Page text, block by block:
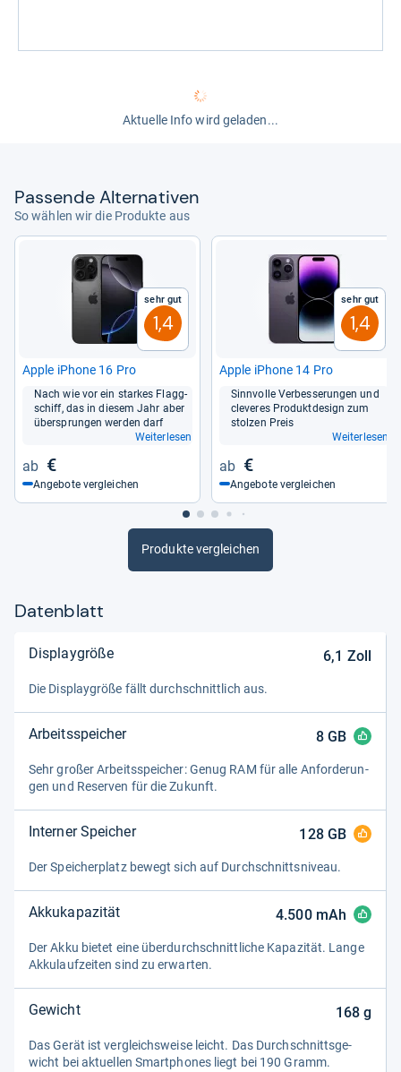
Aktuelle Info wird geladen...
Pas­sende Alter­na­ti­ven
So wählen wir die Produkte aus
Sehr gut
1,4
Apple iPhone 16 Pro
Nach wie vor ein star­kes Flagg­
schiff, das in die­sem Jahr aber
über­sprun­gen wer­den darf
Weiterlesen
€
Angebote vergleichen
Sehr gut
1,4
Apple iPhone 14 Pro
Sinn­volle Ver­bes­se­run­gen und
cle­veres Pro­dukt­de­sign zum
stol­zen Preis
Weiterlesen
€
Angebote vergleichen
Produkte vergleichen
Datenblatt
Displaygröße 6,1 Zoll
Die Dis­play­größe fällt durch­schnitt­lich aus.
Arbeitsspeicher 8GB
Sehr großer Arbeitsspei­cher: Genug RAM für alle Anfor­de­run­
gen und Reser­ven für die Zukunft.
Interner Speicher 128GB
Der Spei­cher­platz bewegt sich auf Durch­schnitts­ni­veau.
Akkukapazität 4.500mAh
Der Akku bie­tet eine über­durch­schnitt­li­che Kapa­zi­tät. Lange
Akku­lauf­zei­ten sind zu erwar­ten.
Gewicht 168g
Das Gerät ist ver­gleichs­weise leicht. Das Durch­schnitts­ge­
wicht bei aktu­el­len Smart­pho­nes liegt bei 190 Gramm.